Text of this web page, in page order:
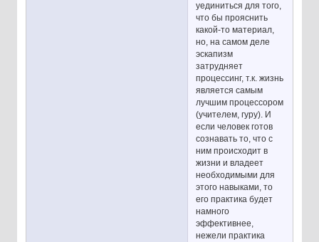
уединиться для того,
что бы прояснить
какой-то материал,
но, на самом деле
эскапизм
затрудняет
процессинг, т.к. жизнь
является самым
лучшим процессором
(учителем, гуру). И
если человек готов
сознавать то, что с
ним происходит в
жизни и владеет
необходимыми для
этого навыками, то
его практика будет
намного
эффективнее,
нежели практика